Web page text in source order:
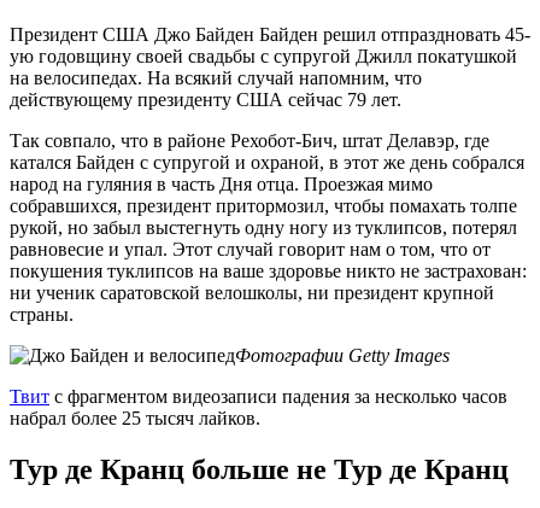
Президент США Джо Байден Байден решил отпраздновать 45-
ую годовщину своей свадьбы с супругой Джилл покатушкой
на велосипедах. На всякий случай напомним, что
действующему президенту США сейчас 79 лет.
Так совпало, что в районе Рехобот-Бич, штат Делавэр, где
катался Байден с супругой и охраной, в этот же день собрался
народ на гуляния в часть Дня отца. Проезжая мимо
собравшихся, президент притормозил, чтобы помахать толпе
рукой, но забыл выстегнуть одну ногу из туклипсов, потерял
равновесие и упал. Этот случай говорит нам о том, что от
покушения туклипсов на ваше здоровье никто не застрахован:
ни ученик саратовской велошколы, ни президент крупной
страны.
Фотографии Getty Images
Твит с фрагментом видеозаписи падения за несколько часов
набрал более 25 тысяч лайков.
Тур де Кранц больше не Тур де Кранц